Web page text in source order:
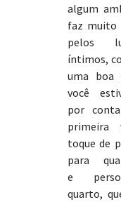
algum
faz muito
pelos
íntimos,
uma boa
você
por
primeira
toque de
para
e
quarto,